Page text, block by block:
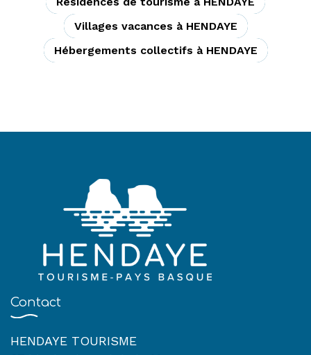
Villages vacances à HENDAYE
Hébergements collectifs à HENDAYE
Contact
HENDAYE TOURISME